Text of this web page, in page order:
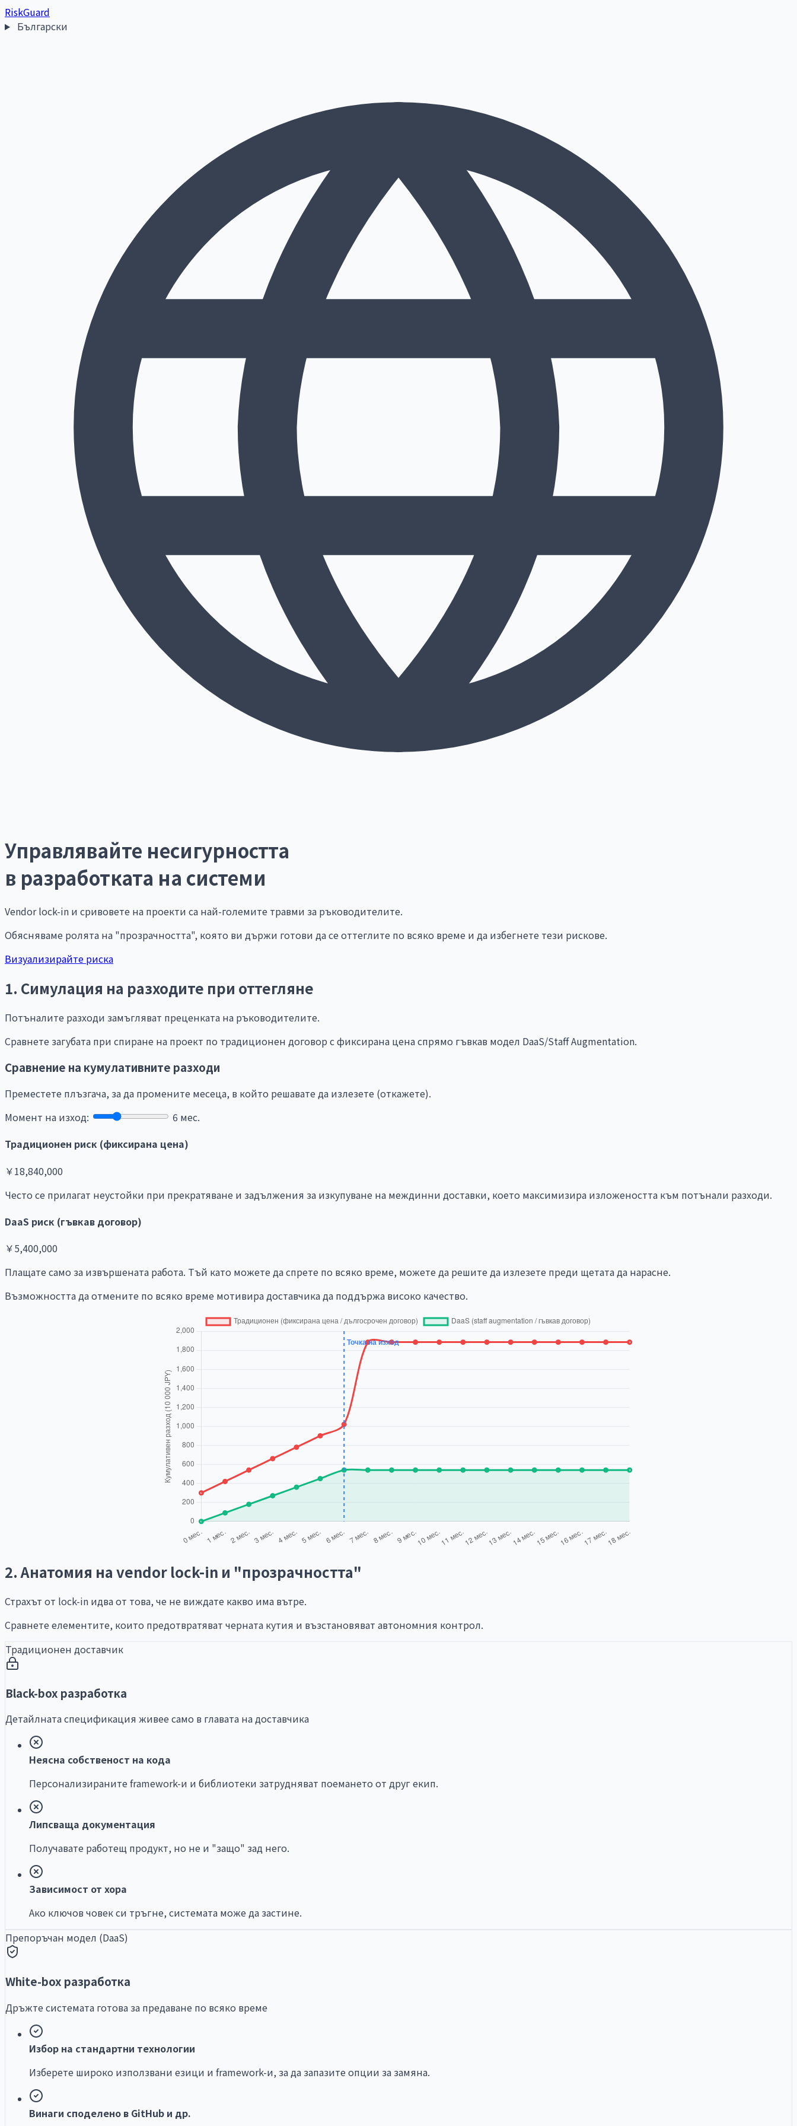
RiskGuard
Български
Управлявайте несигурността
в разработката на системи
Vendor lock-in и сривовете на проекти са най-големите травми за ръководителите.
Обясняваме ролята на "прозрачността", която ви държи готови да се оттеглите по всяко време и да избегнете тези рискове.
Визуализирайте риска
1. Симулация на разходите при оттегляне
Потъналите разходи замъгляват преценката на ръководителите.
Сравнете загубата при спиране на проект по традиционен договор с фиксирана цена спрямо гъвкав модел DaaS/Staff Augmentation.
Сравнение на кумулативните разходи
Преместете плъзгача, за да промените месеца, в който решавате да излезете (откажете).
Момент на изход:
6 мес.
Традиционен риск (фиксирана цена)
￥18,840,000
Често се прилагат неустойки при прекратяване и задължения за изкупуване на междинни доставки, което максимизира изложеността към потънали разходи.
DaaS риск (гъвкав договор)
￥5,400,000
Плащате само за извършената работа. Тъй като можете да спрете по всяко време, можете да решите да излезете преди щетата да нарасне.
Възможността да отмените по всяко време мотивира доставчика да поддържа високо качество.
2. Анатомия на vendor lock-in и "прозрачността"
Страхът от lock-in идва от това, че не виждате какво има вътре.
Сравнете елементите, които предотвратяват черната кутия и възстановяват автономния контрол.
Традиционен доставчик
Black-box разработка
Детайлната спецификация живее само в главата на доставчика
Неясна собственост на кода
Персонализираните framework-и и библиотеки затрудняват поемането от друг екип.
Липсваща документация
Получавате работещ продукт, но не и "защо" зад него.
Зависимост от хора
Ако ключов човек си тръгне, системата може да застине.
Препоръчан модел (DaaS)
White-box разработка
Дръжте системата готова за предаване по всяко време
Избор на стандартни технологии
Изберете широко използвани езици и framework-и, за да запазите опции за замяна.
Винаги споделено в GitHub и др.